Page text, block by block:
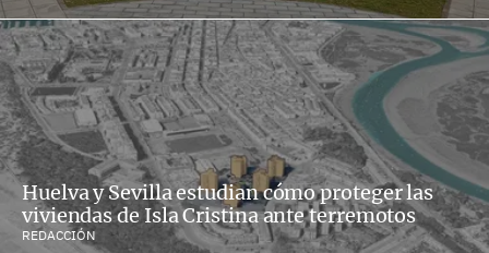
Huelva y Sevilla estudian cómo proteger las
viviendas de Isla Cristina ante terremotos
REDACCIÓN